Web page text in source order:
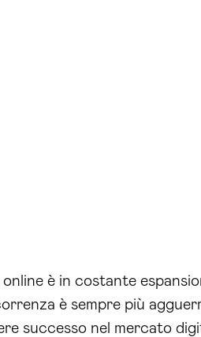
online è in costante
è sempre più
successo nel mercato